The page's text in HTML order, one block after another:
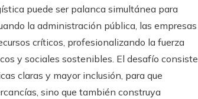
puede ser palanca simultánea para
la administración pública, las empresas
críticos, profesionalizando la fuerza
y sociales sostenibles. El desafío consiste
claras y mayor inclusión, para que
sino que también construya